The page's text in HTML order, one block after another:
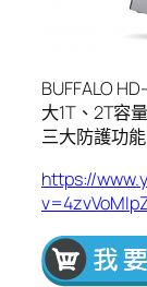
BUFFALO
大1T、2T容
三大防護功
https://